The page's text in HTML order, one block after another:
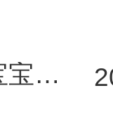
刘宝宝vincent